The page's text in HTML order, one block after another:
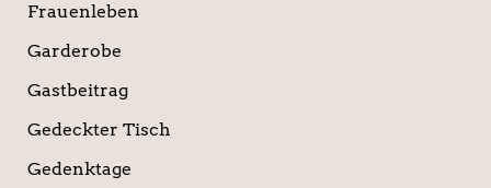
Frauenleben
Garderobe
Gastbeitrag
Gedeckter Tisch
Gedenktage